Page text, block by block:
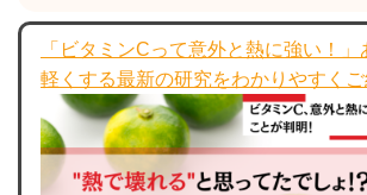
「ビタミンCって意外と熱に強い！
軽くする最新の研究をわかりやすく